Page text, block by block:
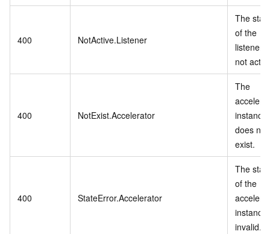
400 NotActive.Listener
The
of the
listener
not
400 NotExist.Accelerator
The
instance
does not
exist.
400 StateError.Accelerator
The
of the
instance
invalid.